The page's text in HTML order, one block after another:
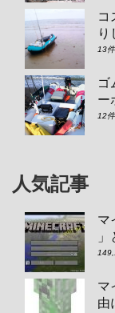
コ
り
13
ゴ
ー
12
人気記事
マ
」
マ
由